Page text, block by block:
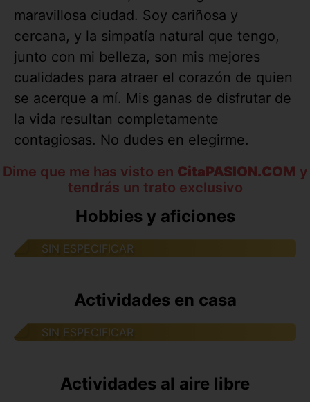
maravillosa ciudad. Soy cariñosa y
cercana, y la simpatía natural que tengo,
junto con mi belleza, son mis mejores
cualidades para atraer el corazón de quien
se acerque a mí. Mis ganas de disfrutar de
la vida resultan completamente
contagiosas. No dudes en elegirme.
Dime que me has visto en CitaPASION.COM y
tendrás un trato exclusivo
Hobbies y aficiones
SIN ESPECIFICAR
Actividades en casa
SIN ESPECIFICAR
Actividades al aire libre